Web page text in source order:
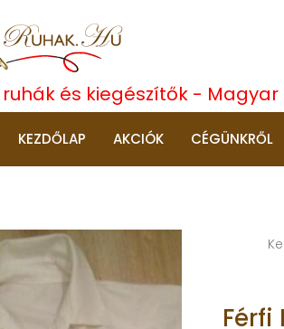
és kiegészítők -
KEZDŐLAP AKCIÓK CÉGÜNKRŐL
Férfi